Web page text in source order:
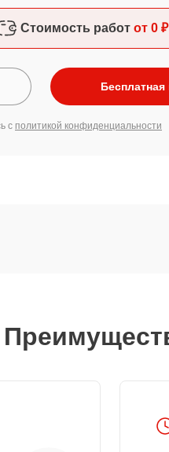
Стоимость работ от 0 ₽
Бесплатная
с политикой конфиденциальности